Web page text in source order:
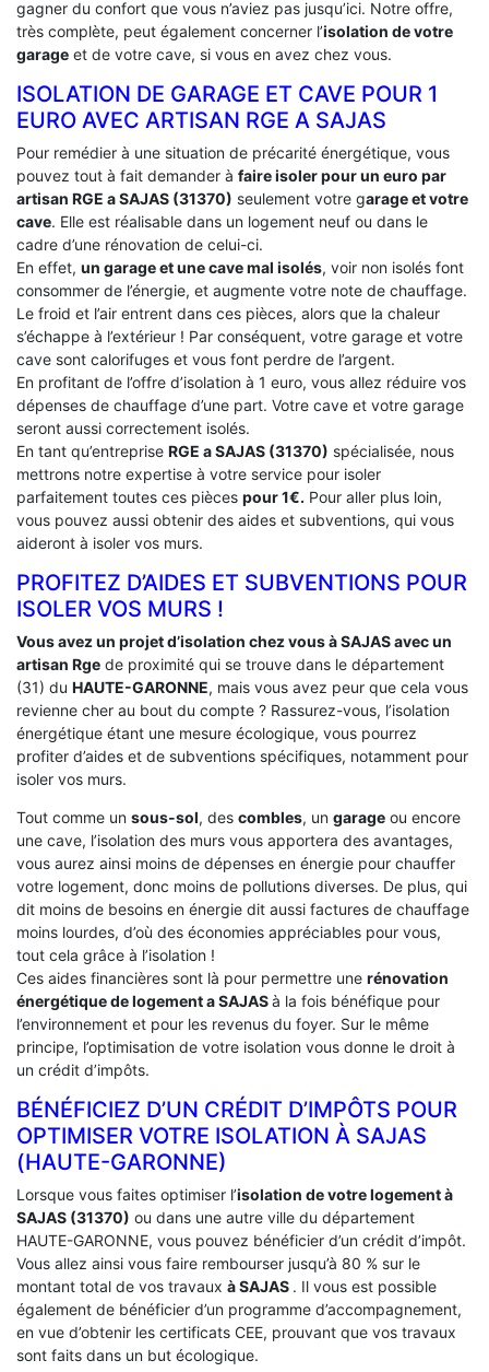
gagner du confort que vous n’aviez pas jusqu’ici. Notre offre,
très complète, peut également concerner l’isolation de votre
garage et de votre cave, si vous en avez chez vous.
ISOLATION DE GARAGE ET CAVE POUR 1
EURO AVEC ARTISAN RGE A SAJAS
Pour remédier à une situation de précarité énergétique, vous
pouvez tout à fait demander à faire isoler pour un euro par
artisan RGE a SAJAS (31370) seulement votre garage et votre
cave. Elle est réalisable dans un logement neuf ou dans le
cadre d’une rénovation de celui-ci.
En effet, un garage et une cave mal isolés, voir non isolés font
consommer de l’énergie, et augmente votre note de chauffage.
Le froid et l’air entrent dans ces pièces, alors que la chaleur
s’échappe à l’extérieur ! Par conséquent, votre garage et votre
cave sont calorifuges et vous font perdre de l’argent.
En profitant de l’offre d’isolation à 1 euro, vous allez réduire vos
dépenses de chauffage d’une part. Votre cave et votre garage
seront aussi correctement isolés.
En tant qu’entreprise RGE a SAJAS (31370) spécialisée, nous
mettrons notre expertise à votre service pour isoler
parfaitement toutes ces pièces pour 1€. Pour aller plus loin,
vous pouvez aussi obtenir des aides et subventions, qui vous
aideront à isoler vos murs.
PROFITEZ D’AIDES ET SUBVENTIONS POUR
ISOLER VOS MURS !
Vous avez un projet d’isolation chez vous à SAJAS avec un
artisan Rge de proximité qui se trouve dans le département
(31) du HAUTE-GARONNE, mais vous avez peur que cela vous
revienne cher au bout du compte ? Rassurez-vous, l’isolation
énergétique étant une mesure écologique, vous pourrez
profiter d’aides et de subventions spécifiques, notamment pour
isoler vos murs.
Tout comme un sous-sol, des combles, un garage ou encore
une cave, l’isolation des murs vous apportera des avantages,
vous aurez ainsi moins de dépenses en énergie pour chauffer
votre logement, donc moins de pollutions diverses. De plus, qui
dit moins de besoins en énergie dit aussi factures de chauffage
moins lourdes, d’où des économies appréciables pour vous,
tout cela grâce à l’isolation !
Ces aides financières sont là pour permettre une rénovation
énergétique de logement aSAJASà la fois bénéfique pour
l’environnement et pour les revenus du foyer. Sur le même
principe, l’optimisation de votre isolation vous donne le droit à
un crédit d’impôts.
BÉNÉFICIEZ D’UN CRÉDIT D’IMPÔTS POUR
OPTIMISER VOTRE ISOLATION À ‎SAJAS
(HAUTE-GARONNE)
Lorsque vous faites optimiser l’isolation de votre logement à
SAJAS (31370) ou dans une autre ville du département
HAUTE-GARONNE, vous pouvez bénéficier d’un crédit d’impôt.
Vous allez ainsi vous faire rembourser jusqu’à 80 % sur le
montant total de vos travaux à SAJAS . Il vous est possible
également de bénéficier d’un programme d’accompagnement,
en vue d’obtenir les certificats CEE, prouvant que vos travaux
sont faits dans un but écologique.